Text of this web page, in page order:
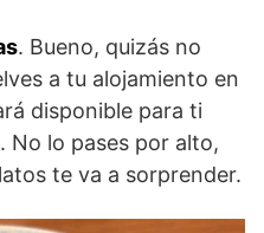
. Bueno, quizás no
a tu alojamiento en
disponible para ti
No lo pases por alto,
te va a sorprender.